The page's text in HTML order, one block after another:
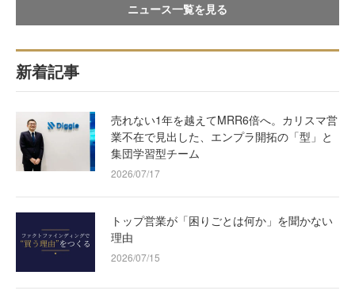
ニュース一覧を見る
新着記事
売れない1年を越えてMRR6倍へ。カリスマ営
業不在で見出した、エンプラ開拓の「型」と
集団学習型チーム
2026/07/17
トップ営業が「困りごとは何か」を聞かない
理由
2026/07/15